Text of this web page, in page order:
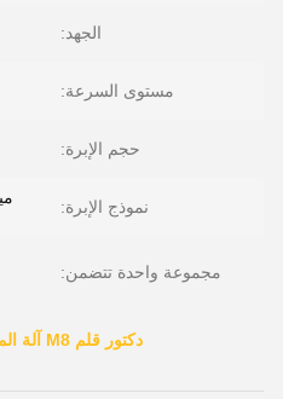
الجهد:
مستوى السرعة:
حجم الإبرة:
نموذج الإبرة:
مجموعة واحدة تتضمن:
دكتور قلم M8 آلة المطبخ المجهري آلة المطبخ المجهري